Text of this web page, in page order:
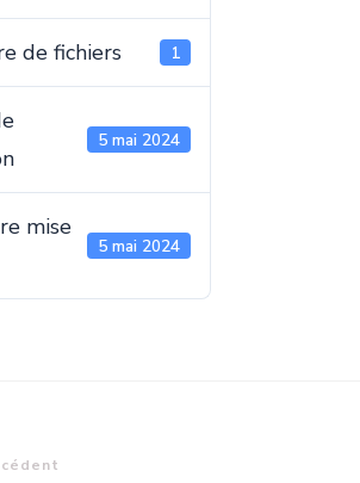
de fichiers 1
5 mai 2024
mise
5 mai 2024